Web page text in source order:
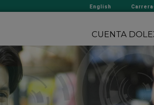
English
CUENTA